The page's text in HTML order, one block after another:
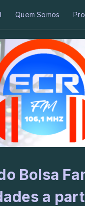
Quem Somos
Bolsa
a